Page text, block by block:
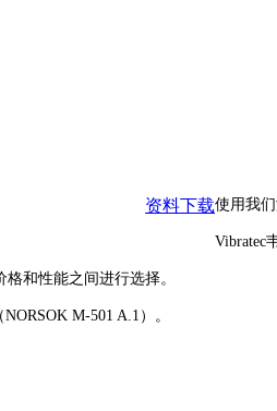
资料下载使用我
Vibratec
和性能之间进行选择。
M-501 A.1）。